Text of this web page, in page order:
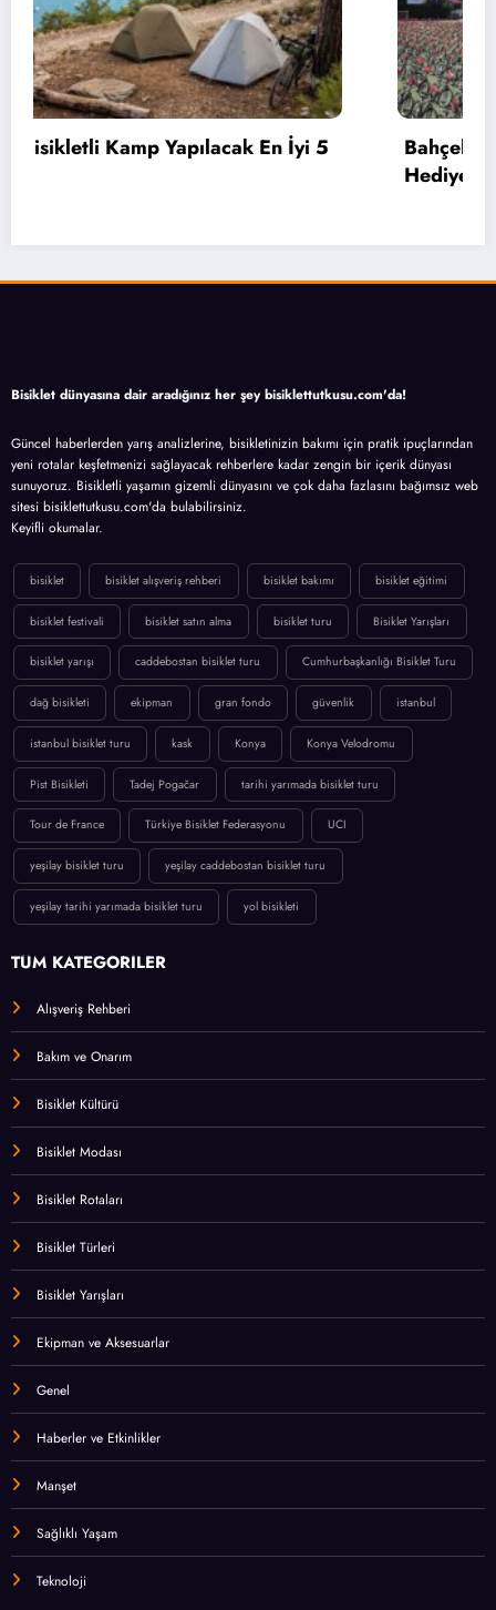
Bahçelievler’de 2 Bin 71 Öğrenciye Bisiklet
Bisiklet dünyasına dair aradığınız her şey bisiklettutkusu.com'da!
Güncel haberlerden yarış analizlerine, bisikletinizin bakımı için pratik ipuçlarından
yeni rotalar keşfetmenizi sağlayacak rehberlere kadar zengin bir içerik dünyası
sunuyoruz. Bisikletli yaşamın gizemli dünyasını ve çok daha fazlasını bağımsız web
sitesi bisiklettutkusu.com'da bulabilirsiniz.
Keyifli okumalar.
bisiklet bisiklet alışveriş rehberi bisiklet bakımı bisiklet eğitimi
bisiklet festivali bisiklet satın alma bisiklet turu Bisiklet Yarışları
bisiklet yarışı caddebostan bisiklet turu Cumhurbaşkanlığı Bisiklet Turu
dağ bisikleti ekipman gran fondo güvenlik istanbul
istanbul bisiklet turu kask Konya Konya Velodromu
Pist Bisikleti Tadej Pogačar tarihi yarımada bisiklet turu
Tour de France Türkiye Bisiklet Federasyonu UCI
yeşilay bisiklet turu yeşilay caddebostan bisiklet turu
yeşilay tarihi yarımada bisiklet turu yol bisikleti
TÜM KATEGORİLER
Alışveriş Rehberi
Bakım ve Onarım
Bisiklet Kültürü
Bisiklet Modası
Bisiklet Rotaları
Bisiklet Türleri
Bisiklet Yarışları
Ekipman ve Aksesuarlar
Genel
Haberler ve Etkinlikler
Manşet
Sağlıklı Yaşam
Teknoloji